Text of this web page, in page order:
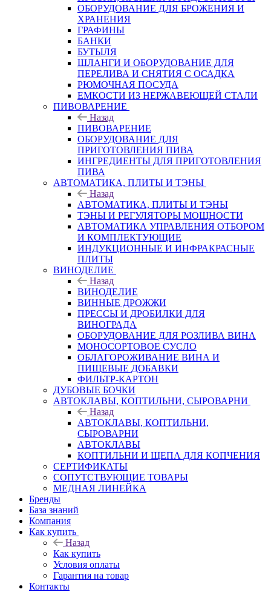
ОБОРУДОВАНИЕ ДЛЯ БРОЖЕНИЯ И
ХРАНЕНИЯ
ГРАФИНЫ
БАНКИ
БУТЫЛЯ
ШЛАНГИ И ОБОРУДОВАНИЕ ДЛЯ
ПЕРЕЛИВА И СНЯТИЯ С ОСАДКА
РЮМОЧНАЯ ПОСУДА
ЕМКОСТИ ИЗ НЕРЖАВЕЮЩЕЙ СТАЛИ
ПИВОВАРЕНИЕ
Назад
ПИВОВАРЕНИЕ
ОБОРУДОВАНИЕ ДЛЯ
ПРИГОТОВЛЕНИЯ ПИВА
ИНГPЕДИЕНТЫ ДЛЯ ПРИГОТОВЛЕНИЯ
ПИВА
АВТОМАТИКА, ПЛИТЫ И ТЭНЫ
Назад
АВТОМАТИКА, ПЛИТЫ И ТЭНЫ
ТЭНЫ И РЕГУЛЯТОРЫ МОЩНОСТИ
АВТОМАТИКА УПРАВЛЕНИЯ ОТБОРОМ
И КОМПЛЕКТУЮЩИЕ
ИНДУКЦИОННЫЕ И ИНФРАКРАСНЫЕ
ПЛИТЫ
ВИНОДЕЛИЕ
Назад
ВИНОДЕЛИЕ
ВИННЫЕ ДРОЖЖИ
ПРЕССЫ И ДРОБИЛКИ ДЛЯ
ВИНОГРАДА
ОБОРУДОВАНИЕ ДЛЯ РОЗЛИВА ВИНА
МОНОСОРТОВОЕ СУСЛО
ОБЛАГОРОЖИВАНИЕ ВИНА И
ПИЩЕВЫЕ ДОБАВКИ
ФИЛЬТР-КАРТОН
ДУБОВЫЕ БОЧКИ
АВТОКЛАВЫ, КОПТИЛЬНИ, СЫРОВАРНИ
Назад
АВТОКЛАВЫ, КОПТИЛЬНИ,
СЫРОВАРНИ
АВТОКЛАВЫ
КОПТИЛЬНИ И ЩЕПА ДЛЯ КОПЧЕНИЯ
СЕРТИФИКАТЫ
СОПУТСТВУЮЩИЕ ТОВАРЫ
МЕДНАЯ ЛИНЕЙКА
Бренды
База знаний
Компания
Как купить
Назад
Как купить
Условия оплаты
Гарантия на товар
Контакты